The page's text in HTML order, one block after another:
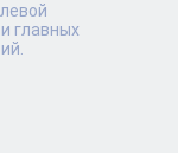
главных